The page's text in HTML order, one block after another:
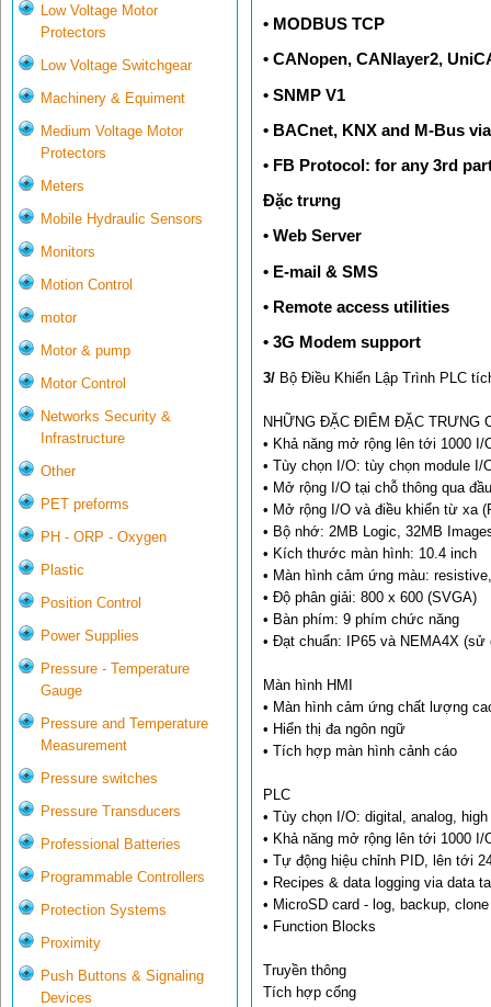
Low Voltage Motor
Protectors
Low Voltage Switchgear
Machinery & Equiment
Medium Voltage Motor
Protectors
Meters
Mobile Hydraulic Sensors
Monitors
Motion Control
motor
Motor & pump
Motor Control
Networks Security &
Infrastructure
Other
PET preforms
PH - ORP - Oxygen
Plastic
Position Control
Power Supplies
Pressure - Temperature
Gauge
Pressure and Temperature
Measurement
Pressure switches
Pressure Transducers
Professional Batteries
Programmable Controllers
Protection Systems
Proximity
Push Buttons & Signaling
Devices
• MODBUS TCP
• CANopen, CANlayer2,
• SNMP V1
• BACnet, KNX and M-Bus
• FB Protocol: for any 3rd
Đặc trưng
• Web Server
• E-mail & SMS
• Remote access utilities
• 3G Modem support
3/ Bộ Điều Khiển Lập Trình PLC
NHỮNG ĐẶC ĐIỂM ĐẶC TRƯNG
• Khả năng mở rộng lên tới 1000 I/
• Tùy chọn I/O: tùy chọn module
• Mở rộng I/O tại chỗ thông qua
• Mở rộng I/O và điều khiển từ xa
• Bộ nhớ: 2MB Logic, 32MB
• Kích thước màn hình: 10.4 inch
• Màn hình cảm ứng màu:
• Độ phân giải: 800 x 600 (SVGA)
• Bàn phím: 9 phím chức năng
• Đạt chuẩn: IP65 và NEMA4X (sử
Màn hình HMI
• Màn hình cảm ứng chất lượng
• Hiển thị đa ngôn ngữ
• Tích hợp màn hình cảnh cáo
PLC
• Tùy chọn I/O: digital, analog,
• Khả năng mở rộng lên tới 1000 I/
• Tự động hiệu chỉnh PID, lên tới
• Recipes & data logging via data
• MicroSD card - log, backup,
• Function Blocks
Truyền thông
Tích hợp cổng